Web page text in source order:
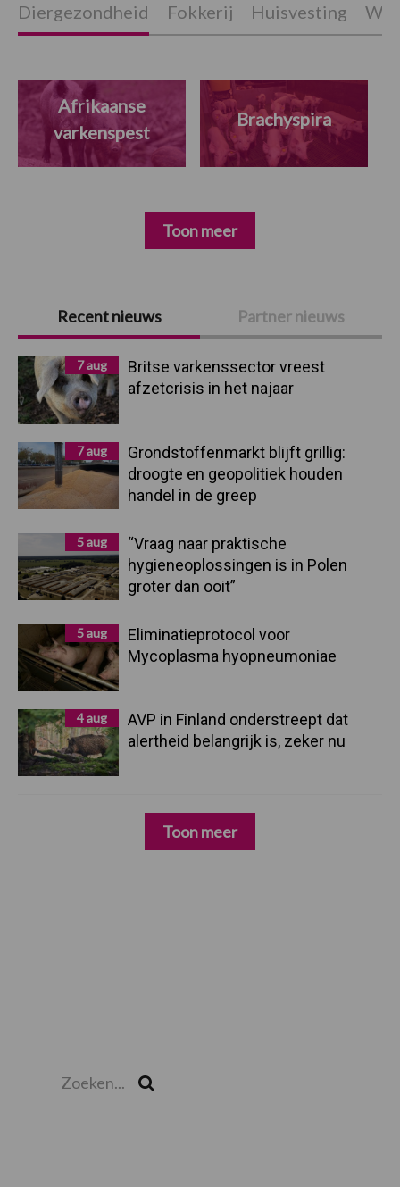
Primaire
Sidebar
Recent nieuws Partner nieuws
7 aug
Britse varkenssector vreest
afzetcrisis in het najaar
7 aug
Grondstoffenmarkt blijft grillig:
droogte en geopolitiek houden
handel in de greep
5 aug
“Vraag naar praktische
hygieneoplossingen is in Polen
groter dan ooit”
5 aug
Eliminatieprotocol voor
Mycoplasma hyopneumoniae
4 aug
AVP in Finland onderstreept dat
alertheid belangrijk is, zeker nu
Toon meer
Diergezondheid Fokkerij Huisvesting
Afrikaanse
varkenspest
Brachyspira
Toon meer